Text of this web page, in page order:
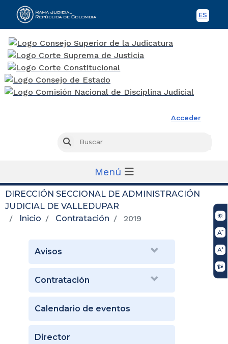
ES
Acceder
Buscar
Menú
DIRECCIÓN SECCIONAL DE ADMINISTRACIÓN
JUDICIAL DE VALLEDUPAR
Inicio
Contratación 2019
Avisos
Contratación
Calendario de eventos
Director